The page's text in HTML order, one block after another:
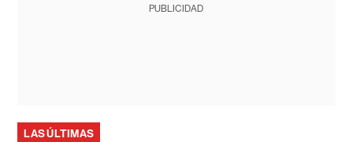
PUBLICIDAD
LAS ÚLTIMAS